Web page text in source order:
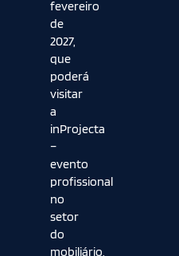
fevereiro
de
2027,
que
poderá
visitar
a
inProjecta
–
evento
profissional
no
setor
do
mobiliário,